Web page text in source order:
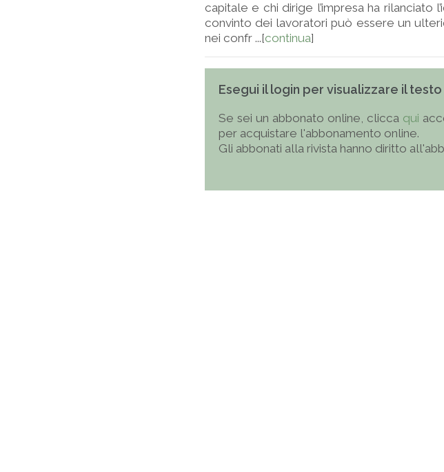
capitale e chi dirige l’impresa ha rilanciato
convinto dei lavoratori può essere un
nei confr ...[continua]
Esegui il login per visualizzare il
Se sei un abbonato online, clicca qui
per acquistare l'abbonamento online.
Gli abbonati alla rivista hanno diritto